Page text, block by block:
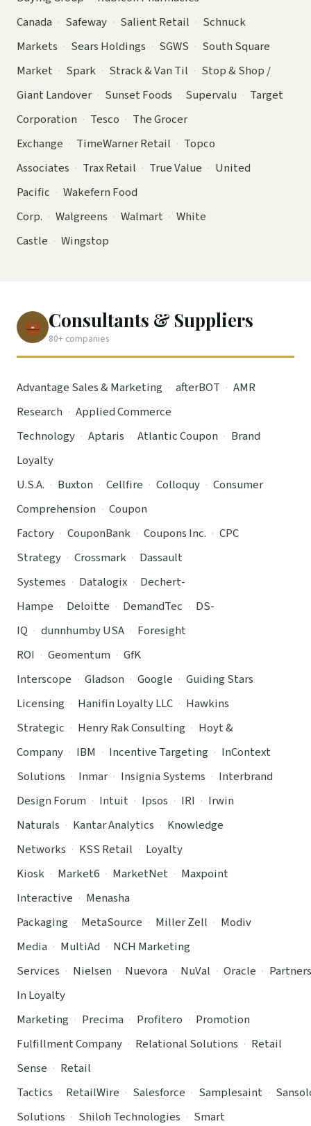
Canada · Safeway · Salient Retail · Schnuck
Markets · Sears Holdings · SGWS · South Square
Market · Spark · Strack & Van Til · Stop & Shop /
Giant Landover · Sunset Foods · Supervalu · Target
Corporation · Tesco · The Grocer
Exchange · TimeWarner Retail · Topco
Associates · Trax Retail · True Value · United
Pacific · Wakefern Food
Corp. · Walgreens · Walmart · White
Castle · Wingstop
Consultants & Suppliers
80+ companies
Advantage Sales & Marketing · afterBOT · AMR
Research · Applied Commerce
Technology · Aptaris · Atlantic Coupon · Brand
Loyalty
U.S.A. · Buxton · Cellfire · Colloquy · Consumer
Comprehension · Coupon
Factory · CouponBank · Coupons Inc. · CPC
Strategy · Crossmark · Dassault
Systemes · Datalogix · Dechert-
Hampe · Deloitte · DemandTec · DS-
IQ · dunnhumby USA · Foresight
ROI · Geomentum · GfK
Interscope · Gladson · Google · Guiding Stars
Licensing · Hanifin Loyalty LLC · Hawkins
Strategic · Henry Rak Consulting · Hoyt &
Company · IBM · Incentive Targeting · InContext
Solutions · Inmar · Insignia Systems · Interbrand
Design Forum · Intuit · Ipsos · IRI · Irwin
Naturals · Kantar Analytics · Knowledge
Networks · KSS Retail · Loyalty
Kiosk · Market6 · MarketNet · Maxpoint
Interactive · Menasha
Packaging · MetaSource · Miller Zell · Modiv
Media · MultiAd · NCH Marketing
Services · Nielsen · Nuevora · NuVal · Oracle · Partners
In Loyalty
Marketing · Precima · Profitero · Promotion
Fulfillment Company · Relational Solutions · Retail
Sense · Retail
Tactics · RetailWire · Salesforce · Samplesaint ·
Solutions · Shiloh Technologies · Smart